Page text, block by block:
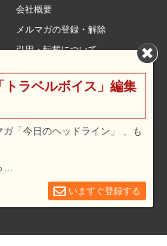
会社概要
メルマガの登録・解除
引用・転載について
利用規約
広告メニュー・料金
ラベルボイス」編集
「今日のヘッドライン」 、も
…
いますぐ登録する